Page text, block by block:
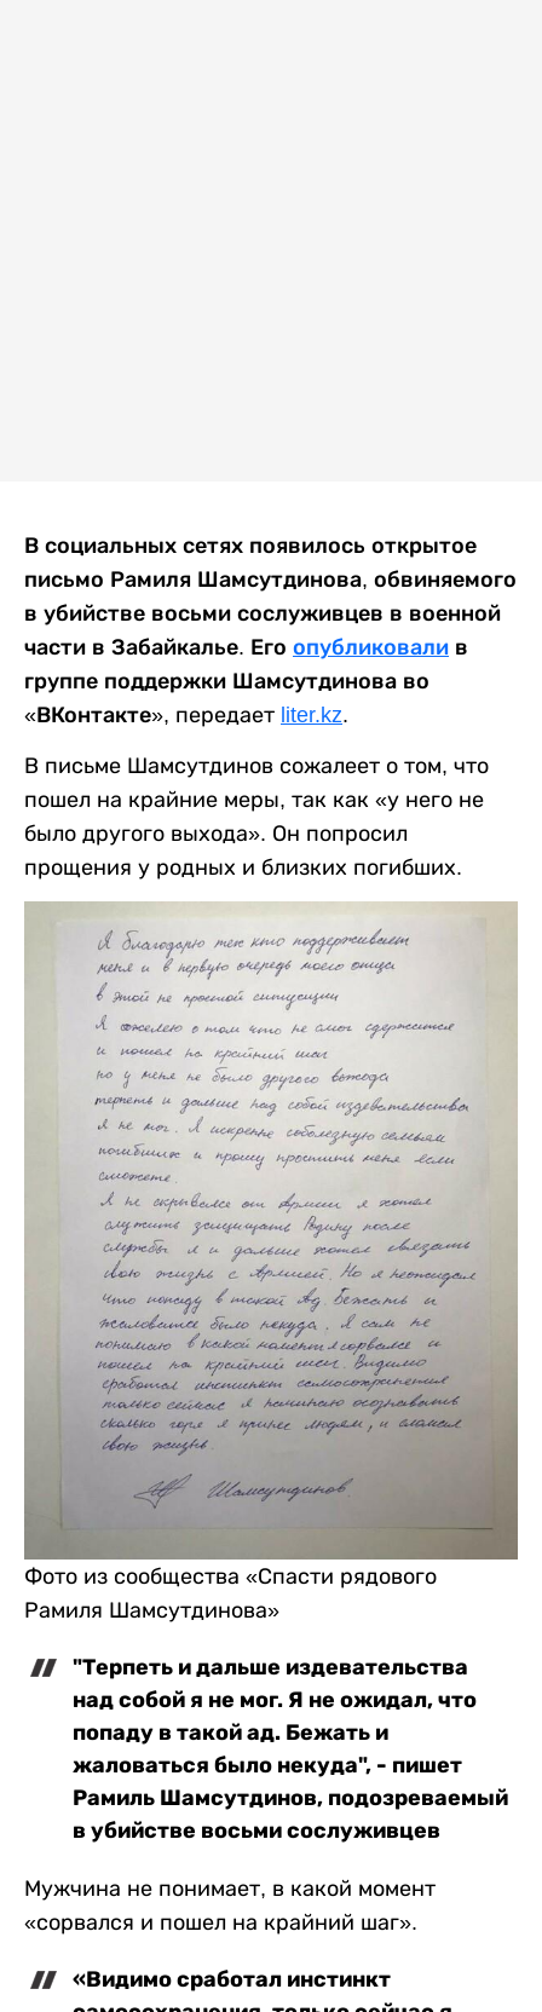
В социальных сетях появилось открытое
письмо Рамиля Шамсутдинова, обвиняемого
в убийстве восьми сослуживцев в военной
части в Забайкалье. Его опубликовали в
группе поддержки Шамсутдинова во
«ВКонтакте», передает liter.kz.
В письме Шамсутдинов сожалеет о том, что
пошел на крайние меры, так как «у него не
было другого выхода». Он попросил
прощения у родных и близких погибших.
​Фото из сообщества «Спасти рядового
Рамиля Шамсутдинова»
"Терпеть и дальше издевательства
над собой я не мог. Я не ожидал, что
попаду в такой ад. Бежать и
жаловаться было некуда", - пишет
Рамиль Шамсутдинов, подозреваемый
в убийстве восьми сослуживцев
Мужчина не понимает, в какой момент
«сорвался и пошел на крайний шаг».
«Видимо сработал инстинкт